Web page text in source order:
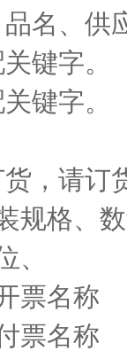
名、供
键字。
键字。
货，请
规格、
、
票名称
票名称